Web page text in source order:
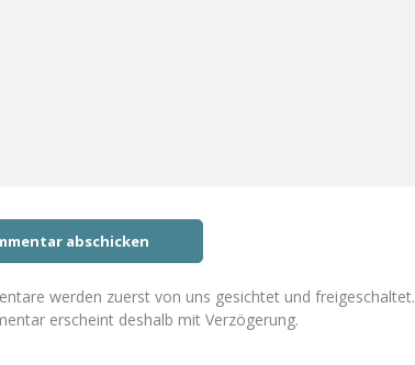
werden zuerst von uns gesichtet und freigeschaltet.
erscheint deshalb mit Verzögerung.